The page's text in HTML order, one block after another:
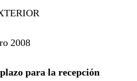
2008
para la recepción